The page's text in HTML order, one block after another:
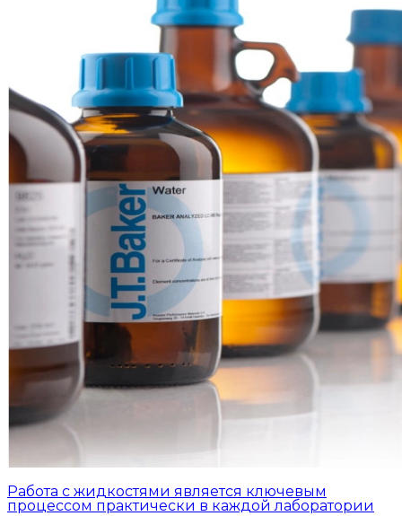
Работа с жидкостями является ключевым
процессом практически в каждой лаборатории